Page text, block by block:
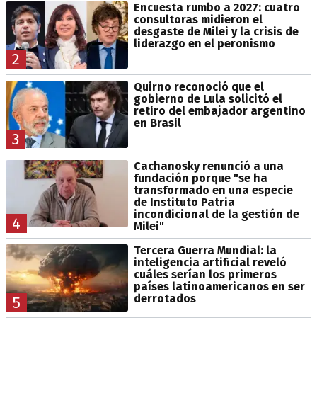
2
Encuesta rumbo a 2027: cuatro
consultoras midieron el
desgaste de Milei y la crisis de
liderazgo en el peronismo
3
Quirno reconoció que el
gobierno de Lula solicitó el
retiro del embajador argentino
en Brasil
4
Cachanosky renunció a una
fundación porque "se ha
transformado en una especie
de Instituto Patria
incondicional de la gestión de
Milei"
5
Tercera Guerra Mundial: la
inteligencia artificial reveló
cuáles serían los primeros
países latinoamericanos en ser
derrotados